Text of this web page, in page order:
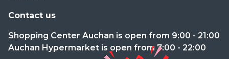
Produkcyjna
Contact us
Shopping Center Auchan is open from 9:00 - 21:00
Auchan Hypermarket is open from 7:00 - 22:00